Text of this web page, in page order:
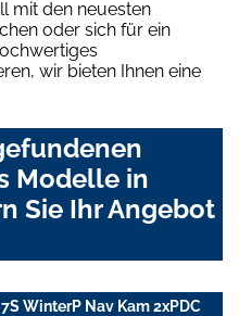
mit den neuesten
oder sich für ein
wir bieten Ihnen eine
Modelle in
Sie Ihr Angebot
WinterP Nav Kam 2xPDC